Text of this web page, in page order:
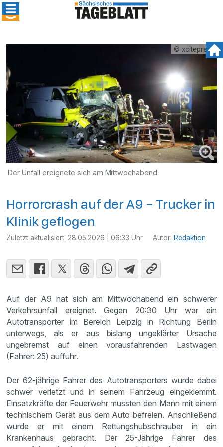
© xcitepress
Der Unfall ereignete sich am Mittwochabend.
Horrorcrash auf der A9 – Trucker in
Klinik geflogen
Zuletzt aktualisiert: 28.05.2026 | 06:33 Uhr Autor: Redaktion
Auf der A9 hat sich am Mittwochabend ein schwerer
Verkehrsunfall ereignet. Gegen 20:30 Uhr war ein
Autotransporter im Bereich Leipzig in Richtung Berlin
unterwegs, als er aus bislang ungeklärter Ursache
ungebremst auf einen vorausfahrenden Lastwagen
(Fahrer: 25) auffuhr.
Der 62-jährige Fahrer des Autotransporters wurde dabei
schwer verletzt und in seinem Fahrzeug eingeklemmt.
Einsatzkräfte der Feuerwehr mussten den Mann mit einem
technischem Gerät aus dem Auto befreien. Anschließend
wurde er mit einem Rettungshubschrauber in ein
Krankenhaus gebracht. Der 25-Jährige Fahrer des